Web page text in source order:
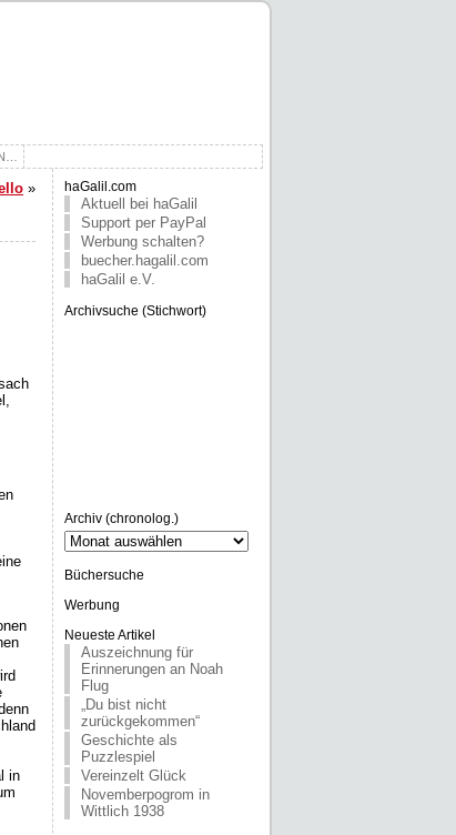
»
in
haGalil.com
Aktuell bei haGalil
Support per PayPal
Werbung schalten?
buecher.hagalil.com
haGalil e.V.
Archivsuche (Stichwort)
Archiv (chronolog.)
Archiv
(chronolog.)
Büchersuche
Werbung
Neueste Artikel
Auszeichnung für
Erinnerungen an Noah
Flug
„Du bist nicht
zurückgekommen“
Geschichte als
Puzzlespiel
Vereinzelt Glück
Novemberpogrom in
Wittlich 1938